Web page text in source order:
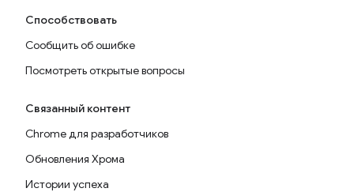
Способствовать
Сообщить об ошибке
Посмотреть открытые вопросы
Связанный контент
Chrome для разработчиков
Обновления Хрома
Истории успеха